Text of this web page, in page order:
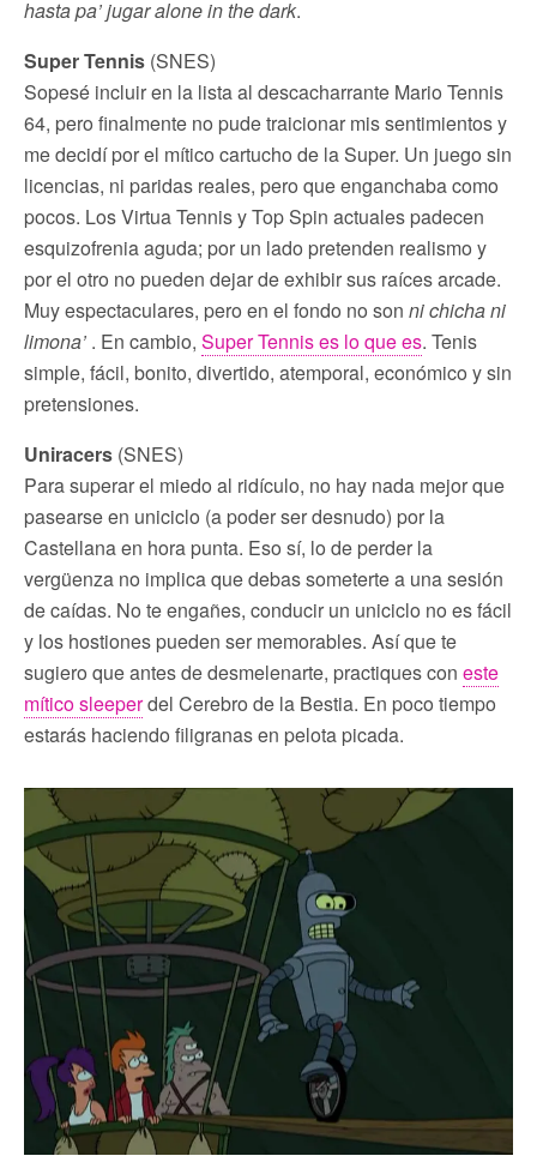
hasta pa’ jugar alone in the dark.
Super Tennis (SNES)
Sopesé incluir en la lista al descacharrante Mario Tennis
64, pero finalmente no pude traicionar mis sentimientos y
me decidí por el mítico cartucho de la Super. Un juego sin
licencias, ni paridas reales, pero que enganchaba como
pocos. Los Virtua Tennis y Top Spin actuales padecen
esquizofrenia aguda; por un lado pretenden realismo y
por el otro no pueden dejar de exhibir sus raíces arcade.
Muy espectaculares, pero en el fondo no son ni chicha ni
limona’ . En cambio, Super Tennis es lo que es. Tenis
simple, fácil, bonito, divertido, atemporal, económico y sin
pretensiones.
Uniracers (SNES)
Para superar el miedo al ridículo, no hay nada mejor que
pasearse en uniciclo (a poder ser desnudo) por la
Castellana en hora punta. Eso sí, lo de perder la
vergüenza no implica que debas someterte a una sesión
de caídas. No te engañes, conducir un uniciclo no es fácil
y los hostiones pueden ser memorables. Así que te
sugiero que antes de desmelenarte, practiques con este
mítico sleeperdel Cerebro de la Bestia. En poco tiempo
estarás haciendo filigranas en pelota picada.